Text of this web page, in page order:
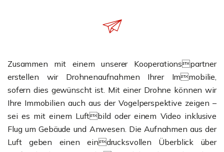
Zusammen mit einem unserer Kooperationspartner
erstellen wir Drohnenaufnahmen Ihrer Immobilie,
sofern dies gewünscht ist. Mit einer Drohne können wir
Ihre Immobilien auch aus der Vogelperspektive zeigen –
sei es mit einem Luftbild oder einem Video inklusive
Flug um Gebäude und Anwesen. Die Aufnahmen aus der
Luft geben einen eindrucksvollen Überblick über